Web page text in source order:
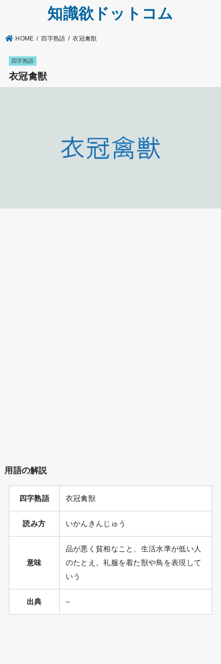
知識欲ドットコム
HOME 四字熟語 衣冠禽獣
四字熟語
衣冠禽獣
用語の解説
四字熟語 衣冠禽獣
読み方 いかんきんじゅう
意味
品が悪く貧相なこと、生活水準が低い人
のたとえ。礼服を着た獣や鳥を表現して
いう
出典 –